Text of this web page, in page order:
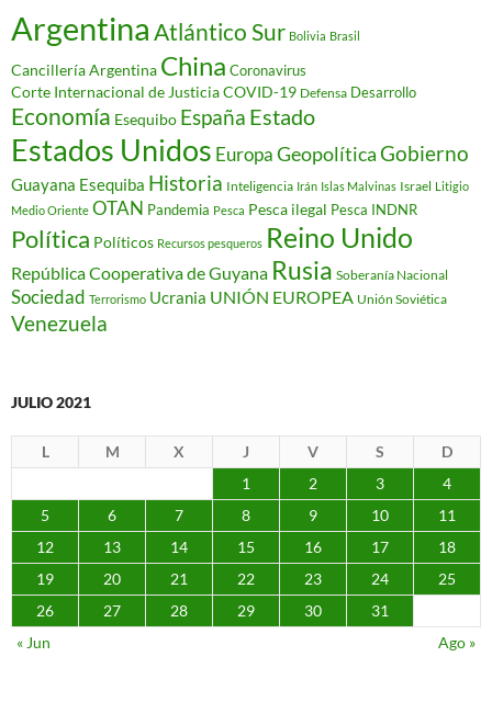
Argentina Atlántico Sur Bolivia Brasil
Cancillería Argentina China Coronavirus
Corte Internacional de JusticiaCOVID-19 Defensa Desarrollo
Economía Esequibo España Estado
Estados Unidos EuropaGeopolíticaGobierno
Guayana Esequiba Historia Inteligencia Irán Islas Malvinas Israel Litigio
Medio Oriente OTAN Pandemia Pesca Pesca ilegal Pesca INDNR
Política Políticos Recursos pesqueros Reino Unido
República Cooperativa de Guyana Rusia Soberanía Nacional
Sociedad Terrorismo Ucrania UNIÓN EUROPEA Unión Soviética
Venezuela
JULIO 2021
L M X J V S
D
1
2 3
4
5
6 7 8 9 10
11
12
13 14 15 16 17
18
19
20 21 22 23 24
25
26
27 28 29 30
31
« Jun
Ago »